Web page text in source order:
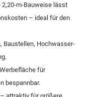
2,20-m-Bauweise lässt
– ideal für den
Baustellen, Hochwasser-
für
bespannbar.